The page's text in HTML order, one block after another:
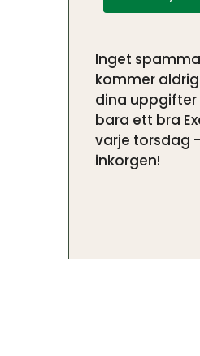
Inget
kommer
dina
bara ett bra
varje torsdag
inkorgen!